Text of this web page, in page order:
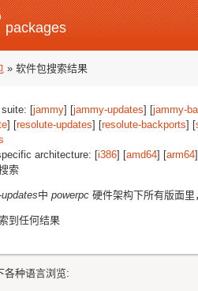
packages
» 软件包搜索结果
[jammy] [jammy-updates] [jammy-
] [resolute-updates] [resolute-backports] [
architecture: [i386] [amd64] [arm64
索
中 powerpc 硬件架构下所有版面里
到任何结果
各种语言浏览: